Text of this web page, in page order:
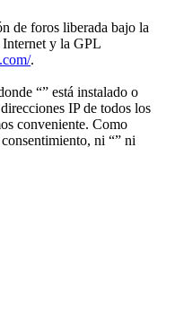
de foros liberada bajo la
Internet y la GPL
.
“” está instalado o
IP de todos los
conveniente. Como
ni “” ni